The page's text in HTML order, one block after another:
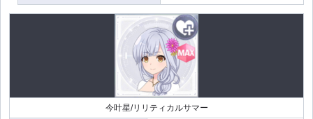
今叶星/リリティカルサマー